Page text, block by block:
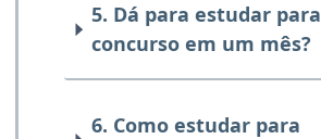
5. Dá para estudar para
concurso em um mês?
6. Como estudar para